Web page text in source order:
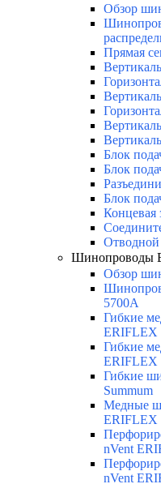
Обзор
Прямая
Блок
Блок
Блок
Концевая
Отводной
Шинопроводы
Обзор
5700A
Гибкие
ERIFLEX
Гибкие
ERIFLEX
Гибкие
Summum
Медные
ERIFLEX
nVent
nVent